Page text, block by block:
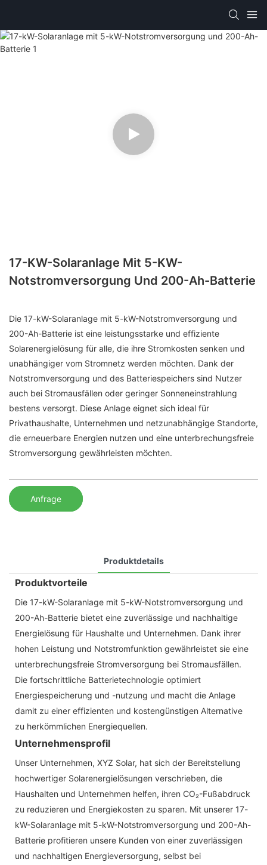
17-KW-Solaranlage Mit 5-KW-
Notstromversorgung Und 200-Ah-Batterie
Die 17-kW-Solaranlage mit 5-kW-Notstromversorgung und
200-Ah-Batterie ist eine leistungsstarke und effiziente
Solarenergielösung für alle, die ihre Stromkosten senken und
unabhängiger vom Stromnetz werden möchten. Dank der
Notstromversorgung und des Batteriespeichers sind Nutzer
auch bei Stromausfällen oder geringer Sonneneinstrahlung
bestens versorgt. Diese Anlage eignet sich ideal für
Privathaushalte, Unternehmen und netzunabhängige Standorte,
die erneuerbare Energien nutzen und eine unterbrechungsfreie
Stromversorgung gewährleisten möchten.
Anfrage
Produktdetails
Produktvorteile
Die 17-kW-Solaranlage mit 5-kW-Notstromversorgung und
200-Ah-Batterie bietet eine zuverlässige und nachhaltige
Energielösung für Haushalte und Unternehmen. Dank ihrer
hohen Leistung und Notstromfunktion gewährleistet sie eine
unterbrechungsfreie Stromversorgung bei Stromausfällen.
Die fortschrittliche Batterietechnologie optimiert
Energiespeicherung und -nutzung und macht die Anlage
damit zu einer effizienten und kostengünstigen Alternative
zu herkömmlichen Energiequellen.
Unternehmensprofil
Unser Unternehmen, XYZ Solar, hat sich der Bereitstellung
hochwertiger Solarenergielösungen verschrieben, die
Haushalten und Unternehmen helfen, ihren CO₂-Fußabdruck
zu reduzieren und Energiekosten zu sparen. Mit unserer 17-
kW-Solaranlage mit 5-kW-Notstromversorgung und 200-Ah-
Batterie profitieren unsere Kunden von einer zuverlässigen
und nachhaltigen Energieversorgung, selbst bei